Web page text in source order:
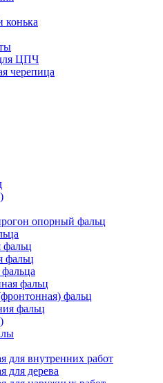
конька
ЦПЧ
черепица
опорный фальц
фальц
фальц
фальц
фальц
фальц
для внутренних работ
для дерева